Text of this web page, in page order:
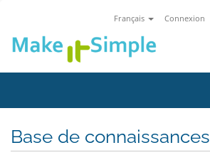
Français Connexion
Base de connaissances